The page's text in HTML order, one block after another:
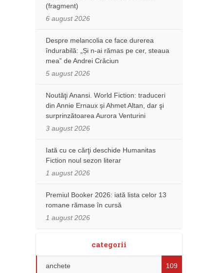
(fragment)
6 august 2026
Despre melancolia ce face durerea
îndurabilă: „Și n-ai rămas pe cer, steaua
mea” de Andrei Crăciun
5 august 2026
Noutăţi Anansi. World Fiction: traduceri
din Annie Ernaux și Ahmet Altan, dar şi
surprinzătoarea Aurora Venturini
3 august 2026
Iată cu ce cărţi deschide Humanitas
Fiction noul sezon literar
1 august 2026
Premiul Booker 2026: iată lista celor 13
romane rămase în cursă
1 august 2026
categorii
anchete 109